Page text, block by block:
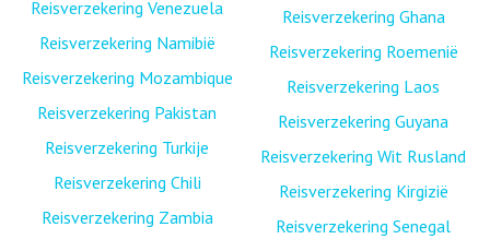
Reisverzekering Venezuela
Reisverzekering Namibië
Reisverzekering Mozambique
Reisverzekering Pakistan
Reisverzekering Turkije
Reisverzekering Chili
Reisverzekering Zambia
Reisverzekering Ghana
Reisverzekering Roemenië
Reisverzekering Laos
Reisverzekering Guyana
Reisverzekering Wit Rusland
Reisverzekering Kirgizië
Reisverzekering Senegal